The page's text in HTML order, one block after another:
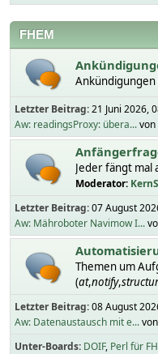
FHEM
Ankündigungen
Letzter Beitrag:21 Juni 2026,
Aw: readingsProxy: übera...von
Jeder fängt mal
Moderator:
Letzter Beitrag:07 August
Aw: Mähroboter Navimow I...
Themen um
(at,notify,
Letzter Beitrag:08 August
Aw: Datenaustausch mit e...von
Unter-Boards DOIF Perl für